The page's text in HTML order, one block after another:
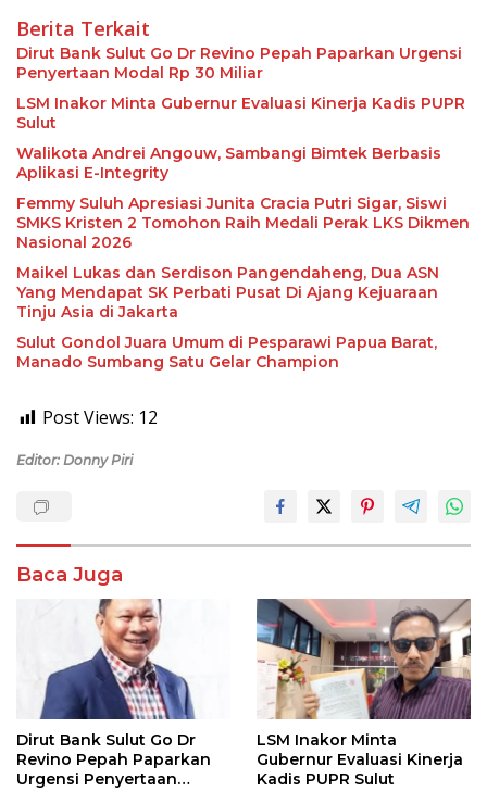
Berita Terkait
Dirut Bank Sulut Go Dr Revino Pepah Paparkan Urgensi
Penyertaan Modal Rp 30 Miliar
LSM Inakor Minta Gubernur Evaluasi Kinerja Kadis PUPR
Sulut
Walikota Andrei Angouw, Sambangi Bimtek Berbasis
Aplikasi E-Integrity
Femmy Suluh Apresiasi Junita Cracia Putri Sigar, Siswi
SMKS Kristen 2 Tomohon Raih Medali Perak LKS Dikmen
Nasional 2026
Maikel Lukas dan Serdison Pangendaheng, Dua ASN
Yang Mendapat SK Perbati Pusat Di Ajang Kejuaraan
Tinju Asia di Jakarta
Sulut Gondol Juara Umum di Pesparawi Papua Barat,
Manado Sumbang Satu Gelar Champion
Post Views: 12
Editor: Donny Piri
Baca Juga
Dirut Bank Sulut Go Dr
Revino Pepah Paparkan
Urgensi Penyertaan
LSM Inakor Minta
Gubernur Evaluasi Kinerja
Kadis PUPR Sulut